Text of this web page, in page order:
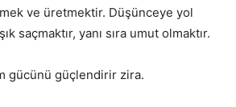
ve üretmektir. Düşünceye yol
saçmaktır, yanı sıra umut olmaktır.
gücünü güçlendirir zira.